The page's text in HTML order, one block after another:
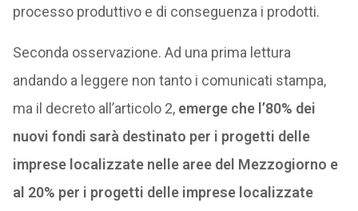
processo produttivo e di conseguenza i prodotti.
Seconda osservazione. Ad una prima lettura
andando a leggere non tanto i comunicati stampa,
ma il decreto all’articolo 2, emerge che l’80% dei
nuovi fondi sarà destinato per i progetti delle
imprese localizzate nelle aree del Mezzogiorno e
al 20% per i progetti delle imprese localizzate